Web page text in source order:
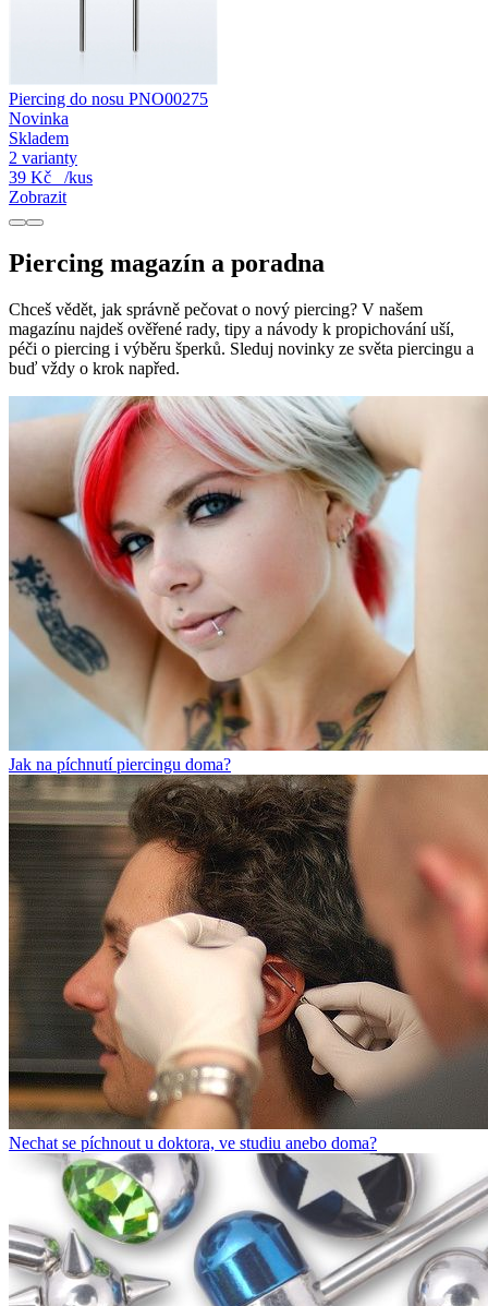
Piercing do nosu PNO00275
Novinka
Skladem
2 varianty
39 Kč
/kus
Zobrazit
Piercing magazín a poradna
Chceš vědět, jak správně pečovat o nový piercing? V našem
magazínu najdeš ověřené rady, tipy a návody k propichování uší,
péči o piercing i výběru šperků. Sleduj novinky ze světa piercingu a
buď vždy o krok napřed.
Jak na píchnutí piercingu doma?
Nechat se píchnout u doktora, ve studiu anebo doma?